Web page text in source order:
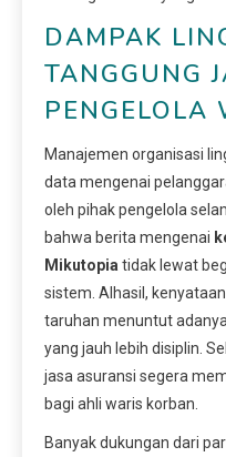
DAMPAK
TANGGUNG
PENGELOLA
Manajemen organisasi
data mengenai
oleh pihak pengelola
bahwa berita mengenai
Mikutopia tidak lewat
sistem. Alhasil,
taruhan menuntut
yang jauh lebih disiplin.
jasa asuransi segera
bagi ahli waris korban.
Banyak dukungan dari